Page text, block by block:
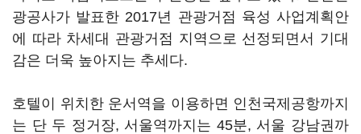
광공사가 발표한 2017년 관광거점 육성 사업계획안
에 따라 차세대 관광거점 지역으로 선정되면서 기대
감은 더욱 높아지는 추세다.
호텔이 위치한 운서역을 이용하면 인천국제공항까지
는 단 두 정거장, 서울역까지는 45분, 서울 강남권까